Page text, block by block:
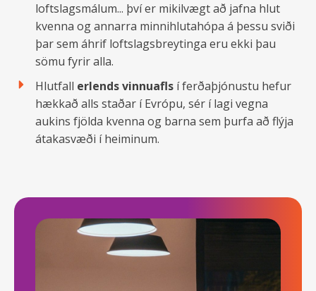
loftslagsmálum... því er mikilvægt að jafna hlut
kvenna og annarra minnihlutahópa á þessu sviði
þar sem áhrif loftslagsbreytinga eru ekki þau
sömu fyrir alla.
Hlutfall erlends vinnuafls í ferðaþjónustu hefur
hækkað alls staðar í Evrópu, sér í lagi vegna
aukins fjölda kvenna og barna sem þurfa að flýja
átakasvæði í heiminum.